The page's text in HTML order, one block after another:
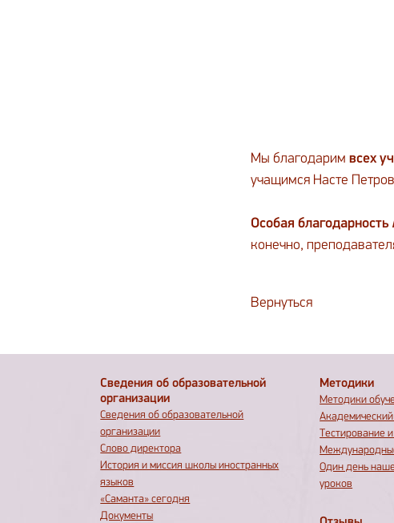
Мы благодарим всех
учащимся Насте
Особая благодарность
конечно,
Вернуться
Сведения об образовательной
организации
Сведения об образовательной
организации
Слово директора
История и миссия школы иностранных
языков
«Саманта» сегодня
Документы
Методики
Методики
Тестирование
Один день
уроков